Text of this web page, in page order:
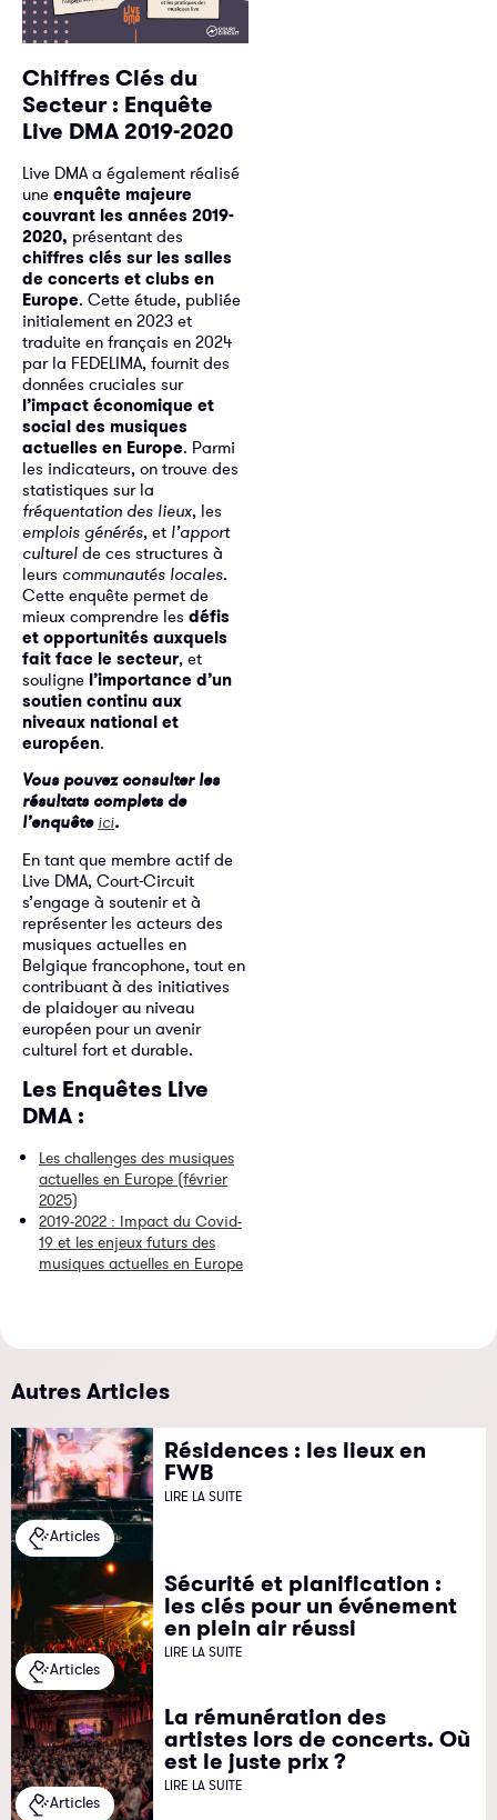
Chiffres Clés du
Secteur : Enquête
Live DMA 2019-2020
Live DMA a également réalisé
une enquête majeure
couvrant les années 2019-
2020, présentant des
chiffres clés sur les salles
de concerts et clubs en
Europe. Cette étude, publiée
initialement en 2023 et
traduite en français en 2024
par la FEDELIMA, fournit des
données cruciales sur
l’impact économique et
social des musiques
actuelles en Europe. Parmi
les indicateurs, on trouve des
statistiques sur la
fréquentation des lieux, les
emplois générés, et l’apport
culturel de ces structures à
leurs communautés locales.
Cette enquête permet de
mieux comprendre les défis
et opportunités auxquels
fait face le secteur, et
souligne l’importance d’un
soutien continu aux
niveaux national et
européen.
Vous pouvez consulter les
résultats complets de
l’enquête ici.
En tant que membre actif de
Live DMA, Court-Circuit
s’engage à soutenir et à
représenter les acteurs des
musiques actuelles en
Belgique francophone, tout en
contribuant à des initiatives
de plaidoyer au niveau
européen pour un avenir
culturel fort et durable.
Les Enquêtes Live
DMA :
Les challenges des musiques
actuelles en Europe (février
2025)
2019-2022 : Impact du Covid-
19 et les enjeux futurs des
musiques actuelles en Europe
Autres Articles
Articles
Résidences : les lieux en
FWB
LIRE LA SUITE
Articles
Sécurité et planification :
les clés pour un événement
en plein air réussi
LIRE LA SUITE
Articles
La rémunération des
artistes lors de concerts. Où
est le juste prix ?
LIRE LA SUITE